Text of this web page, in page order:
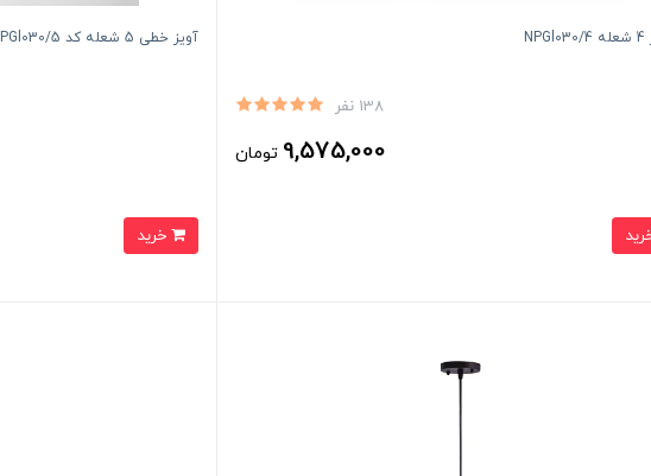
138 نفر
9,575,000 تومان
آویز خطی 5 شعله کد NPGl030/5
خرید